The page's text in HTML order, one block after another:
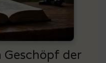
Geschöpf der